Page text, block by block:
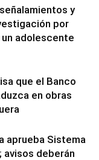
y
por
adolescente
que el Banco
en obras
aprueba Sistema
avisos deberán